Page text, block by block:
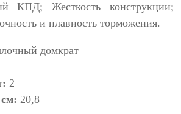
КПД; Жесткость конструкции;
и плавность торможения.
домкрат
2
20,8